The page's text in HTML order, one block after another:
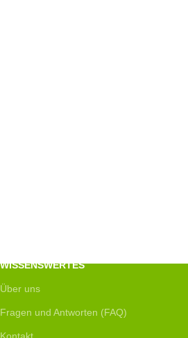
WISSENSWERTES
Über uns
Fragen und Antworten (FAQ)